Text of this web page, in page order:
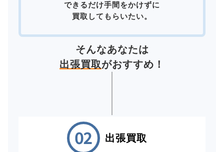
できるだけ手間をかけずに
買取してもらいたい。
そんなあなたは
出張買取がおすすめ！
出張買取